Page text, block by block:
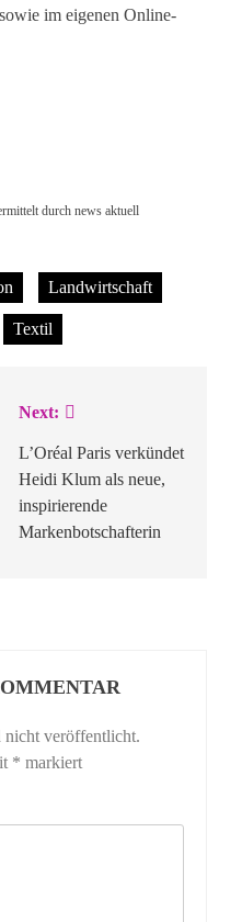
im eigenen Online-
durch news aktuell
Landwirtschaft
Textil
Next:
L’Oréal Paris verkündet
Heidi Klum als neue,
inspirierende
Markenbotschafterin
veröffentlicht.
* markiert